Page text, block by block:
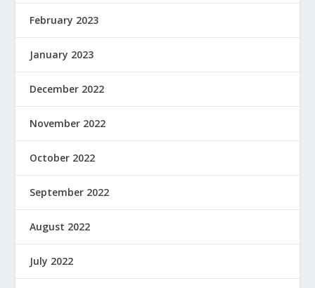
February 2023
January 2023
December 2022
November 2022
October 2022
September 2022
August 2022
July 2022